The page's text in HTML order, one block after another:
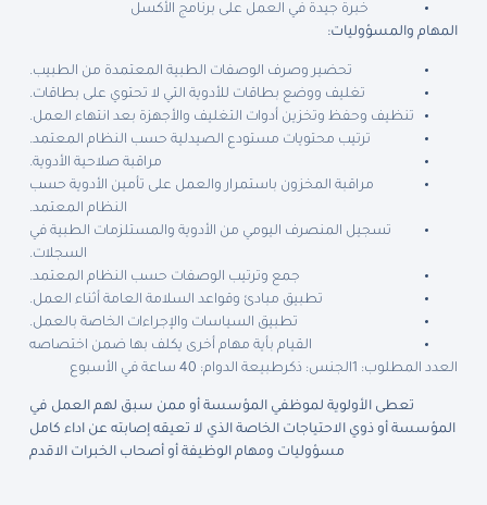
خبرة جيدة في العمل على برنامج الأكسل
المهام والمسؤوليات:
تحضير وصرف الوصفات الطبية المعتمدة من الطبيب.
تغليف ووضع بطاقات للأدوية التي لا تحتوي على بطاقات.
تنظيف وحفظ وتخزين أدوات التغليف والأجهزة بعد انتهاء العمل.
ترتيب محتويات مستودع الصيدلية حسب النظام المعتمد.
مراقبة صلاحية الأدوية.
مراقبة المخزون باستمرار والعمل على تأمين الأدوية حسب
النظام المعتمد.
تسجيل المنصرف اليومي من الأدوية والمستلزمات الطبية في
السجلات.
جمع وترتيب الوصفات حسب النظام المعتمد.
تطبيق مبادئ وقواعد السلامة العامة أثناء العمل.
تطبيق السياسات والإجراءات الخاصة بالعمل.
القيام بأية مهام أخرى يكلف بها ضمن اختصاصه
العدد المطلوب: 1
الجنس: ذكر طبيعة الدوام: 40 ساعة في الأسبوع
تعطى الأولوية لموظفي المؤسسة أو ممن سبق لهم العمل في
المؤسسة أو ذوي الاحتياجات الخاصة الذي لا تعيقه إصابته عن اداء كامل
مسؤوليات ومهام الوظيفة أو أصحاب الخبرات الاقدم